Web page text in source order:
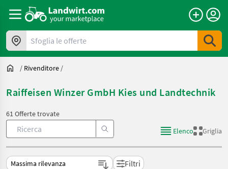
Sfoglia le offerte
/ Rivenditore /
Raiffeisen Winzer GmbH Kies und Landtechnik
61 Offerte trovate
Elenco
Griglia
Filtri